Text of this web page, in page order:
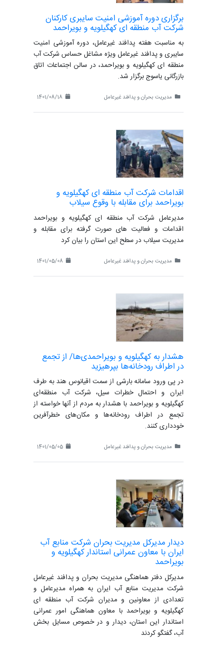
برگزاری دوره آموزشی امنیت سایبری کارکنان
شرکت آب منطقه ای کهگیلویه و بویراحمد
به مناسبت هفته پدافند غیرعامل، دوره آموزشی امنیت
سایبری و پدافند غیرعامل ویژه مشاغل حساس شرکت آب
منطقه ای کهگیلویه و بویراحمد، در سالن اجتماعات اتاق
بازرگانی یاسوج برگزار شد.
مدیریت بحران و پدافند غیرعامل
اقدامات شرکت آب منطقه ای کهگیلویه و
بویراحمد برای مقابله با وقوع سیلاب
مدیرعامل شرکت آب منطقه ای کهگیلویه و بویراحمد
اقدامات و فعالیت های صورت گرفته برای مقابله و
مدیریت سیلاب در سطح این استان را بیان کرد
مدیریت بحران و پدافند غیرعامل
هشدار به کهگیلویه و بویراحمدی‌ها/ از تجمع
در اطراف رودخانه‌ها بپرهیزید
در پی ورود سامانه بارشی از سمت اقیانوس هند به طرف
ایران و احتمال خطرات سیل، شرکت آب منطقه‌ای
کهگیلویه و بویراحمد با هشدار به مردم از آنها خواسته از
تجمع در اطراف رودخانه‌ها و مکان‌های خطرآفرین
خودداری کنند.
مدیریت بحران و پدافند غیرعامل
دیدار مدیرکل مدیریت بحران شرکت منابع آب
ایران با معاون عمرانی استاندار کهگیلویه و
بویراحمد
مدیرکل دفتر هماهنگی مدیریت بحران و پدافند غیرعامل
شرکت مدیریت منابع آب ایران به همراه مدیرعامل و
تعدادی از معاونین و مدیران شرکت آب منطقه ای
کهگیلویه و بویراحمد با معاون هماهنگی امور عمرانی
استاندار این استان، دیدار و‌ در خصوص مسایل بخش
آب، گفتگو کردند